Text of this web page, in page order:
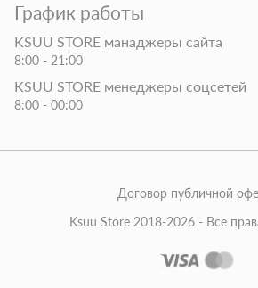
График работы
KSUU STORE манаджеры сайта
8:00 - 21:00
KSUU STORE менеджеры соцсетей
8:00 - 00:00
Ksuu Store 2018-2026 - Все
Договор публичной